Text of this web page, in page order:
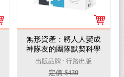
無形資產：將人人變成
神隊友的團隊默契科學
出版品牌 : 行路出版
定價 $430